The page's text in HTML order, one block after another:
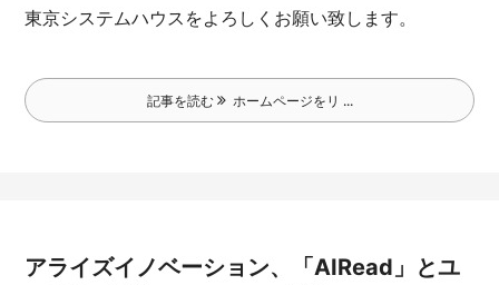
東京システムハウスをよろしくお願い致します。
記事を読む ホームページをリ ...
アライズイノベーション、「AIRead」とユ